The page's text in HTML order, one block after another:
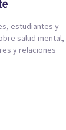
estudiantes y
salud mental,
y relaciones